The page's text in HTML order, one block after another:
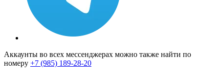
Аккаунты во всех мессенджерах можно также найти по
номеру +7 (985) 189-28-20